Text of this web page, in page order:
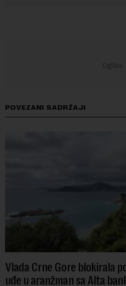
POVEZANI SADRŽAJI
Vlada Crne Gore blokirala
uđe u aranžman sa Alta